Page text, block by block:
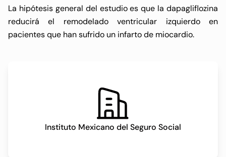
La hipótesis general del estudio es que la dapagliflozina
reducirá el remodelado ventricular izquierdo en
pacientes que han sufrido un infarto de miocardio.
Instituto Mexicano del Seguro Social